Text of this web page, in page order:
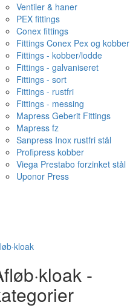
Ventiler & haner
PEX fittings
Conex fittings
Fittings Conex Pex og kobber
Fittings - kobber/lodde
Fittings - galvaniseret
Fittings - sort
Fittings - rustfri
Fittings - messing
Mapress Geberit Fittings
Mapress fz
Sanpress Inox rustfri stål
Profipress kobber
Viega Prestabo forzinket stål
Uponor Press
-